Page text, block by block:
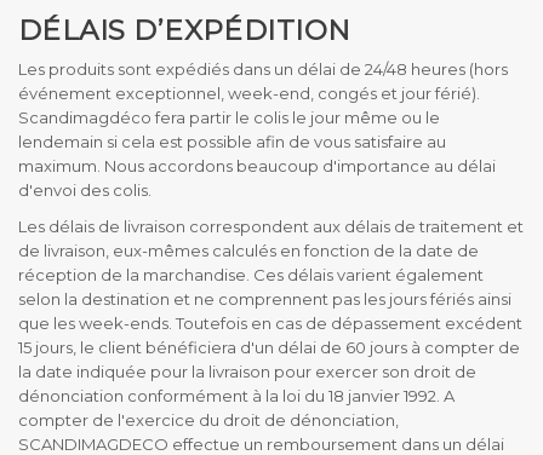
DÉLAIS D’EXPÉDITION
Les produits sont expédiés dans un délai de 24/48 heures (hors
événement exceptionnel, week-end, congés et jour férié).
Scandimagdéco fera partir le colis le jour même ou le
lendemain si cela est possible afin de vous satisfaire au
maximum. Nous accordons beaucoup d'importance au délai
d'envoi des colis.
Les délais de livraison correspondent aux délais de traitement et
de livraison, eux-mêmes calculés en fonction de la date de
réception de la marchandise. Ces délais varient également
selon la destination et ne comprennent pas les jours fériés ainsi
que les week-ends. Toutefois en cas de dépassement excédent
15 jours, le client bénéficiera d'un délai de 60 jours à compter de
la date indiquée pour la livraison pour exercer son droit de
dénonciation conformément à la loi du 18 janvier 1992. A
compter de l'exercice du droit de dénonciation,
SCANDIMAGDECO effectue un remboursement dans un délai